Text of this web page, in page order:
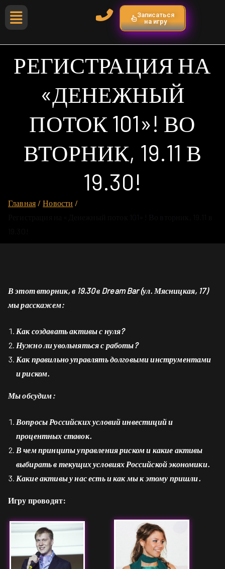
Записаться
на игру
РЕГИСТРАЦИЯ НА
«ДЕНЕЖНЫЙ
ПОТОК 101»! ВО
ВТОРНИК, 19.11 В
19.30!
Главная
Новости
В этот вторник, в 19.30 в Dream Bar (ул. Мясницкая, 17)
мы расскажем:
Как создавать активы с нуля?
Нужно ли увольняться с работы?
Как правильно управлять долговыми инструментами
и риском.
Мы обсудим:
Вопросы Российских условий инвестиций и
процентных ставок.
В чем принципы управления риском и какие активы
выбирать в текущих условиях Российской экономики.
Какие активы у нас есть и как мы к этому пришли.
Игру проводят: